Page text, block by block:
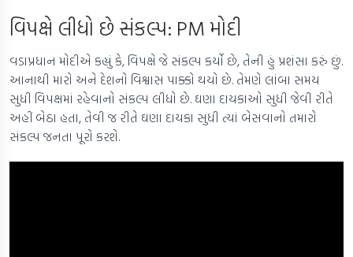
વિપક્ષે લીધો છે સંકલ્પ: PM મોદી
વડાપ્રધાન મોદીએ કહ્યું કે, વિપક્ષે જે સંકલ્પ કર્યો છે, તેની હું પ્રશંસા કરું છું.
આનાથી મારો અને દેશનો વિશ્વાસ પાક્કો થયો છે. તેમણે લાંબા સમય
સુધી વિપક્ષમાં રહેવાનો સંકલ્પ લીધો છે. ઘણા દાયકાઓ સુધી જેવી રીતે
અહીં બેઠા હતા, તેવી જ રીતે ઘણા દાયકા સુધી ત્યાં બેસવાનો તમારો
સંકલ્પ જનતા પૂરો કરશે.